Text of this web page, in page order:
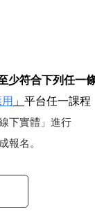
少符合下列任一
」 平台任一課程
下實體」進行
報名。